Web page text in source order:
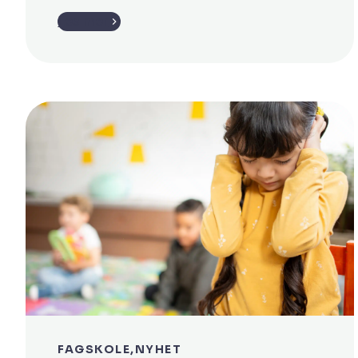
skal informasjon følge med, oppgaver
koordineres og ressursene brukes på
fulgt opp. En pasient må vente fordi noe
ikke […]
Les mer
FAGSKOLE NYHET